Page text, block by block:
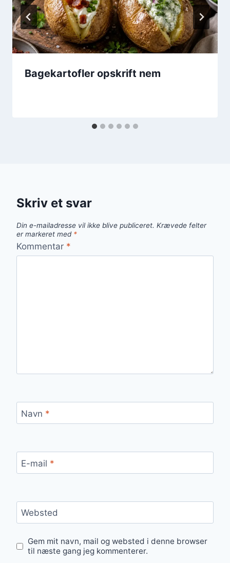
Bagekartofler opskrift nem
Skriv et svar
Din e-mailadresse vil ikke blive publiceret. Krævede felter
er markeret med *
Kommentar *
Navn *
E-mail *
Websted
Gem mit navn, mail og websted i denne browser
til næste gang jeg kommenterer.